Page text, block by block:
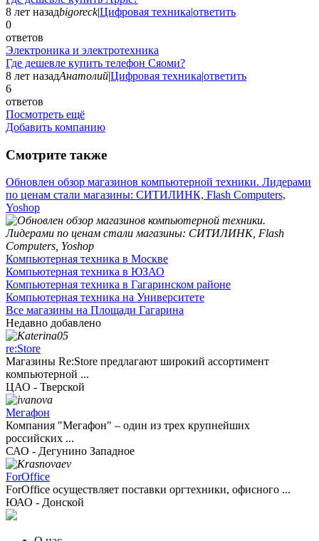
8 лет назадbigoreck|Цифровая техника|ответить
0
ответов
Электроника и электротехника
Где дешевле купить телефон Сяоми?
8 лет назадАнатолий|Цифровая техника|ответить
6
ответов
Посмотреть ещё
Добавить компанию
Смотрите также
Обновлен обзор магазинов компьютерной техники. Лидерами
по ценам стали магазины: СИТИЛИНК, Flash Computers,
Yoshop
Компьютерная техника в Москве
Компьютерная техника в ЮЗАО
Компьютерная техника в Гагаринском районе
Компьютерная техника на Университете
Все магазины на Площади Гагарина
Недавно добавлено
re:Store
Магазины Re:Store предлагают широкий ассортимент
компьютерной ...
ЦАО - Тверской
Мегафон
Компания "Мегафон" – один из трех крупнейших
российских ...
САО - Дегунино Западное
ForOffice
ForOffice осуществляет поставки оргтехники, офисного ...
ЮАО - Донской